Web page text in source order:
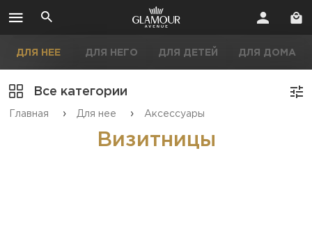
ДЛЯ НЕЕ ДЛЯ НЕГО ДЛЯ ДЕТЕЙ ДЛЯ ДОМА
Все категории
Главная › Для нее › Аксессуары
Визитницы